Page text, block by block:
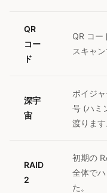
QR
コー
ド
QR コー
スキャン
深宇
宙
ボイジ
号 (ハミ
渡ります
RAID
2
初期の
全体で
た。